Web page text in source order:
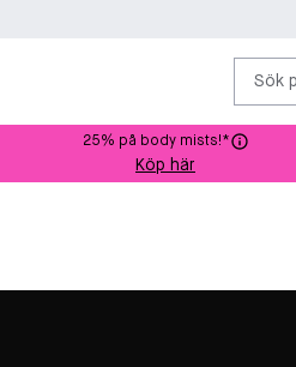
Sök
25% på body mists!*
Köp här